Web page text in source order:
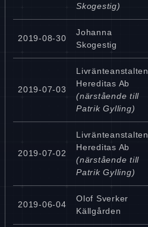
Skogestig)
2019-08-30
Johanna
Skogestig
2019-07-03
Livränteanstalten
Hereditas Ab
(närstående till
Patrik Gylling)
2019-07-02
Livränteanstalten
Hereditas Ab
(närstående till
Patrik Gylling)
2019-06-04
Olof Sverker
Källgården